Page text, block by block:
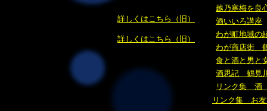
詳しくはこちら（旧）
詳しくはこちら（旧）
越乃寒梅を良
酒いいろ講座
わが町地域の
わが商店街
食と酒と男と
酒思記 鶴見
リンク集
リンク集 お